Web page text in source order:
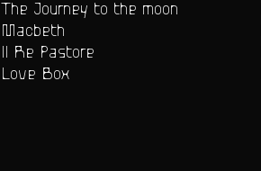
The Journey to the moon
Macbeth
Il Re Pastore
Love Box